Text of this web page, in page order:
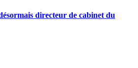
directeur de cabinet du